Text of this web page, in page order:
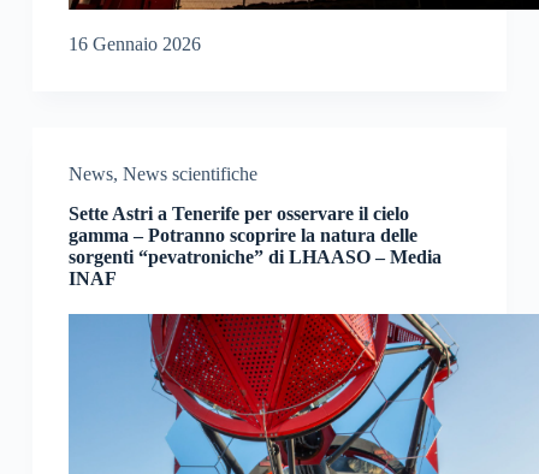
16 Gennaio 2026
News, News scientifiche
Sette Astri a Tenerife per osservare il cielo
gamma – Potranno scoprire la natura delle
sorgenti “pevatroniche” di LHAASO – Media
INAF